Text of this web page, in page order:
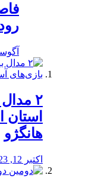
آگوست
استان
هانگژو
اکتبر 12, 2023